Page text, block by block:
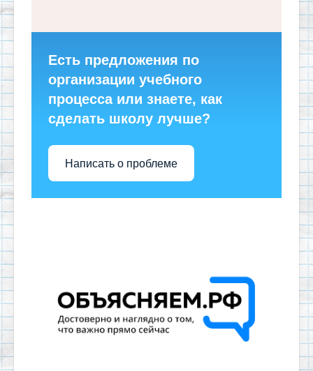
Есть предложения по
организации учебного
процесса или знаете, как
сделать школу лучше?
Написать о проблеме